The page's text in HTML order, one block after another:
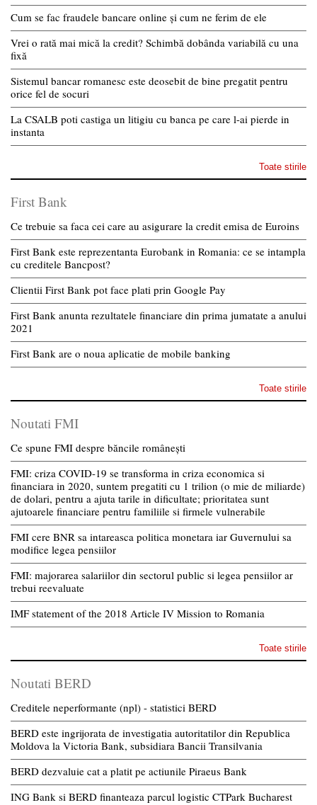
Cum se fac fraudele bancare online și cum ne ferim de ele
Vrei o rată mai mică la credit? Schimbă dobânda variabilă cu una
fixă
Sistemul bancar romanesc este deosebit de bine pregatit pentru
orice fel de socuri
La CSALB poti castiga un litigiu cu banca pe care l-ai pierde in
instanta
Toate stirile
First Bank
Ce trebuie sa faca cei care au asigurare la credit emisa de Euroins
First Bank este reprezentanta Eurobank in Romania: ce se intampla
cu creditele Bancpost?
Clientii First Bank pot face plati prin Google Pay
First Bank anunta rezultatele financiare din prima jumatate a anului
2021
First Bank are o noua aplicatie de mobile banking
Toate stirile
Noutati FMI
Ce spune FMI despre băncile românești
FMI: criza COVID-19 se transforma in criza economica si
financiara in 2020, suntem pregatiti cu 1 trilion (o mie de miliarde)
de dolari, pentru a ajuta tarile in dificultate; prioritatea sunt
ajutoarele financiare pentru familiile si firmele vulnerabile
FMI cere BNR sa intareasca politica monetara iar Guvernului sa
modifice legea pensiilor
FMI: majorarea salariilor din sectorul public si legea pensiilor ar
trebui reevaluate
IMF statement of the 2018 Article IV Mission to Romania
Toate stirile
Noutati BERD
Creditele neperformante (npl) - statistici BERD
BERD este ingrijorata de investigatia autoritatilor din Republica
Moldova la Victoria Bank, subsidiara Bancii Transilvania
BERD dezvaluie cat a platit pe actiunile Piraeus Bank
ING Bank si BERD finanteaza parcul logistic CTPark Bucharest